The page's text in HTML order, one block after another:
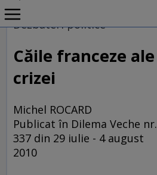
Home
EDITORIALE ȘI OPINII
PE CE LUME TRĂIM
Dezbateri politice
Căile franceze ale
crizei
Michel ROCARD
Publicat în Dilema Veche nr.
337 din 29 iulie - 4 august
2010